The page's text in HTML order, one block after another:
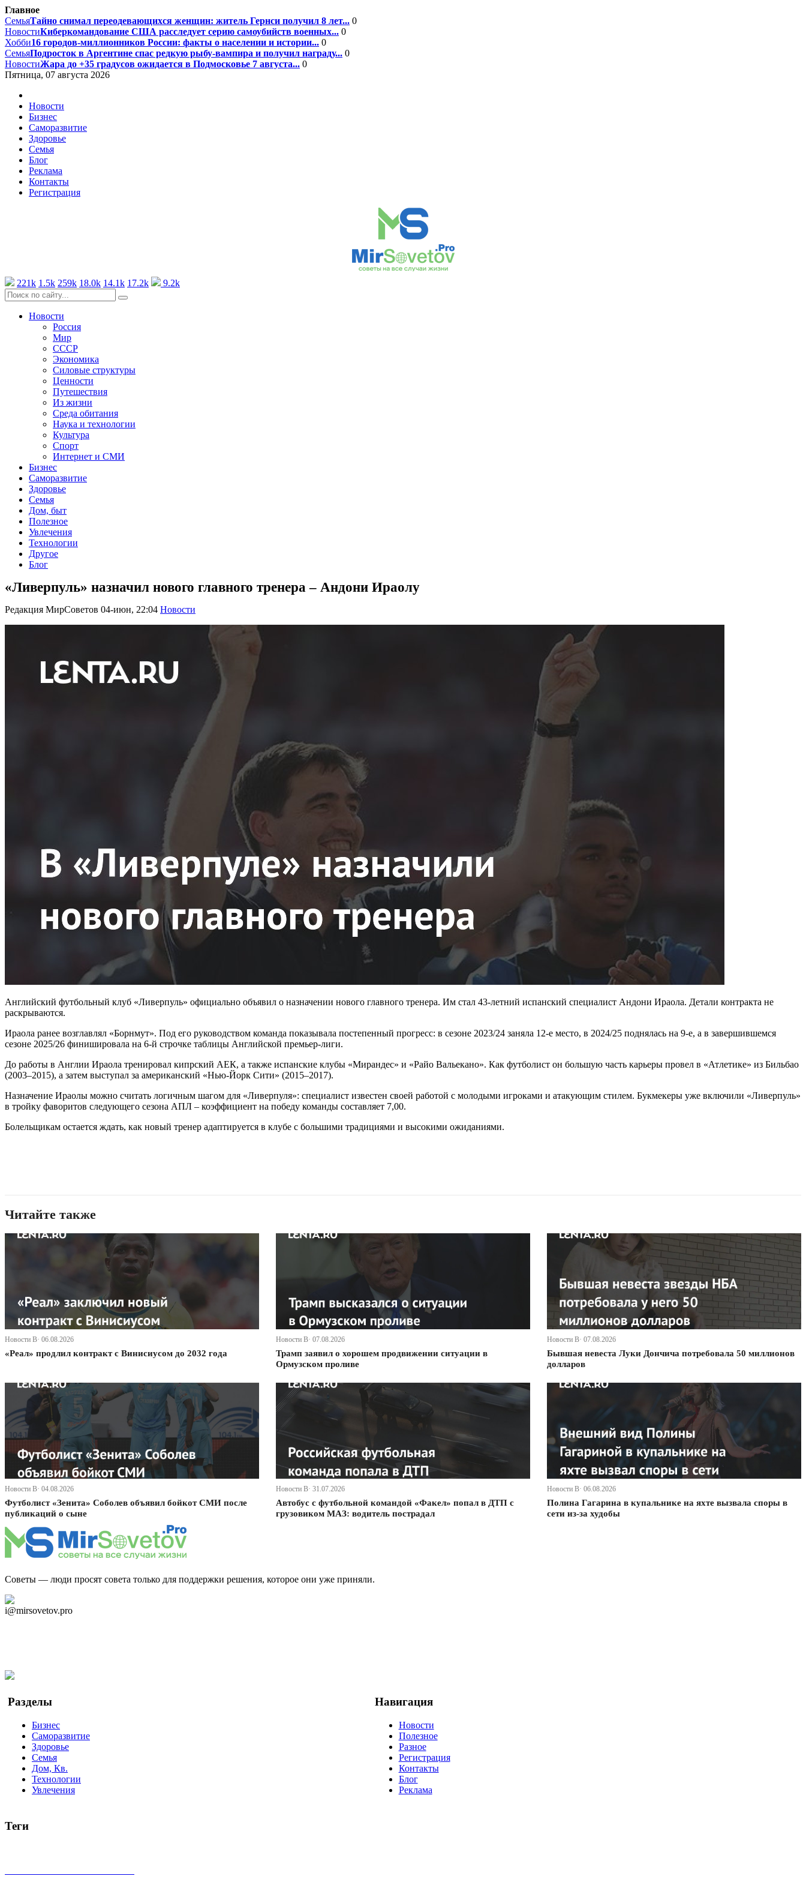
Главное
СемьяТайно снимал переодевающихся женщин: житель Гернси получил 8 лет... 0
НовостиКиберкомандование США расследует серию самоубийств военных... 0
Хобби16 городов-миллионников России: факты о населении и истории... 0
СемьяПодросток в Аргентине спас редкую рыбу-вампира и получил награду... 0
НовостиЖара до +35 градусов ожидается в Подмосковье 7 августа... 0
Пятница, 07 августа 2026
Новости
Бизнес
Саморазвитие
Здоровье
Семья
Блог
Реклама
Контакты
Регистрация
221k 1.5k 259k 18.0k 14.1k 17.2k 9.2k
Новости
Россия
Мир
СССР
Экономика
Силовые структуры
Ценности
Путешествия
Из жизни
Среда обитания
Наука и технологии
Культура
Спорт
Интернет и СМИ
Бизнес
Саморазвитие
Здоровье
Семья
Дом, быт
Полезное
Увлечения
Технологии
Другое
Блог
«Ливерпуль» назначил нового главного тренера – Андони Ираолу
Редакция МирСоветов 04-июн, 22:04 Новости
Английский футбольный клуб «Ливерпуль» официально объявил о назначении нового главного тренера. Им стал 43-летний испанский специалист Андони Ираола. Детали контракта не
раскрываются.
Ираола ранее возглавлял «Борнмут». Под его руководством команда показывала постепенный прогресс: в сезоне 2023/24 заняла 12-е место, в 2024/25 поднялась на 9-е, а в завершившемся
сезоне 2025/26 финишировала на 6-й строчке таблицы Английской премьер-лиги.
До работы в Англии Ираола тренировал кипрский АЕК, а также испанские клубы «Мирандес» и «Райо Вальекано». Как футболист он большую часть карьеры провел в «Атлетике» из Бильбао
(2003–2015), а затем выступал за американский «Нью-Йорк Сити» (2015–2017).
Назначение Ираолы можно считать логичным шагом для «Ливерпуля»: специалист известен своей работой с молодыми игроками и атакующим стилем. Букмекеры уже включили «Ливерпуль»
в тройку фаворитов следующего сезона АПЛ – коэффициент на победу команды составляет 7,00.
Болельщикам остается ждать, как новый тренер адаптируется в клубе с большими традициями и высокими ожиданиями.
Читайте также
Новости В· 06.08.2026
«Реал» продлил контракт с Винисиусом до 2032 года
Новости В· 07.08.2026
Трамп заявил о хорошем продвижении ситуации в
Ормузском проливе
Новости В· 07.08.2026
Бывшая невеста Луки Дончича потребовала 50 миллионов
долларов
Новости В· 04.08.2026
Футболист «Зенита» Соболев объявил бойкот СМИ после
публикаций о сыне
Новости В· 31.07.2026
Автобус с футбольной командой «Факел» попал в ДТП с
грузовиком МАЗ: водитель пострадал
Новости В· 06.08.2026
Полина Гагарина в купальнике на яхте вызвала споры в
сети из-за худобы
Советы — люди просят совета только для поддержки решения, которое они уже приняли.
i@mirsovetov.pro
Разделы
Бизнес
Саморазвитие
Здоровье
Семья
Дом, Кв.
Технологии
Увлечения
Навигация
Новости
Полезное
Разное
Регистрация
Контакты
Блог
Реклама
Теги